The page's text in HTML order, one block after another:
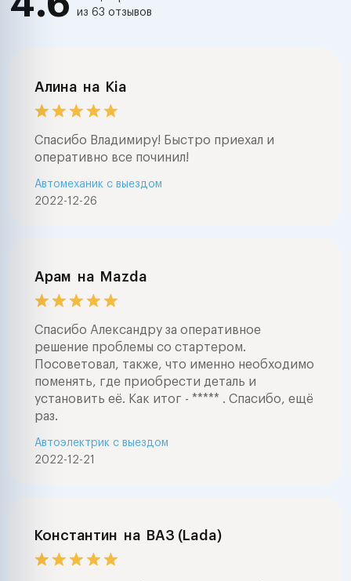
из 63 отзывов
Алина на Kia
Спасибо Владимиру! Быстро приехал и
оперативно все починил!
2022-12-26
Автомеханик с выездом
Арам на Mazda
Спасибо Александру за оперативное
решение проблемы со стартером.
Посоветовал, также, что именно необходимо
поменять, где приобрести деталь и
установить её. Как итог - ***** . Спасибо, ещё
раз.
2022-12-21
Автоэлектрик с выездом
Константин на ВАЗ (Lada)